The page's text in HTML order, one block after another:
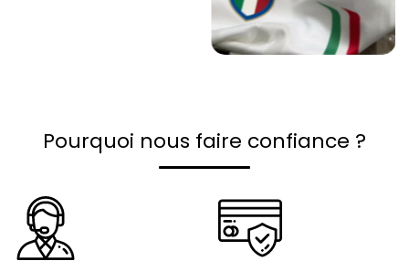
Pourquoi nous faire confiance ?